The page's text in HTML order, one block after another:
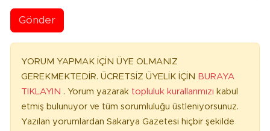
Gönder
YORUM YAPMAK İÇİN ÜYE OLMANIZ
GEREKMEKTEDİR. ÜCRETSİZ ÜYELİK İÇİN BURAYA
TIKLAYIN . Yorum yazarak topluluk kurallarımızı kabul
etmiş bulunuyor ve tüm sorumluluğu üstleniyorsunuz.
Yazılan yorumlardan Sakarya Gazetesi hiçbir şekilde